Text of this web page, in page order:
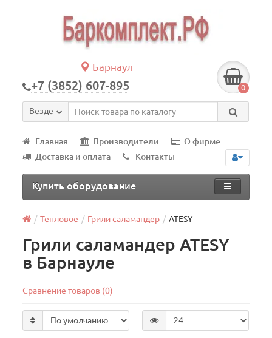
Барнаул
+7 (3852) 607-895 0
Везде
Главная Производители
О фирме
Доставка и оплата
Контакты
Купить оборудование
Тепловое Грили саламандер ATESY
Грили саламандер ATESY
в Барнауле
Сравнение товаров (0)